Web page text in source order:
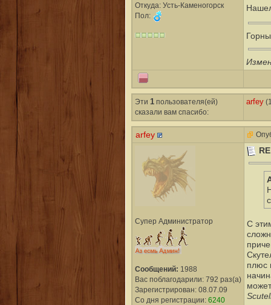
Откуда: Усть-Каменогорск
Пол:
Эти 1пользователя(ей)
сказали вам cпасибо:
arfey
arfey
Супер Администратор
Сообщений: 1988
Вас поблагодарили: 792 раз(а)
Зарегистрирован: 08.07.09
Со дня регистрации: 6240
С
плюс